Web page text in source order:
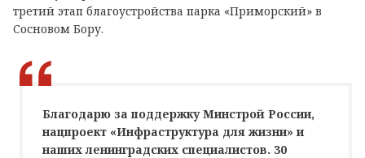
третий этап благоустройства парка «Приморский» в
Сосновом Бору.
Благодарю за поддержку Минстрой России,
нацпроект «Инфраструктура для жизни» и
наших ленинградских специалистов. 30